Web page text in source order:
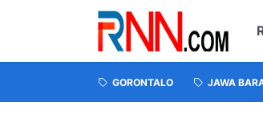
GORONTALO JAWA